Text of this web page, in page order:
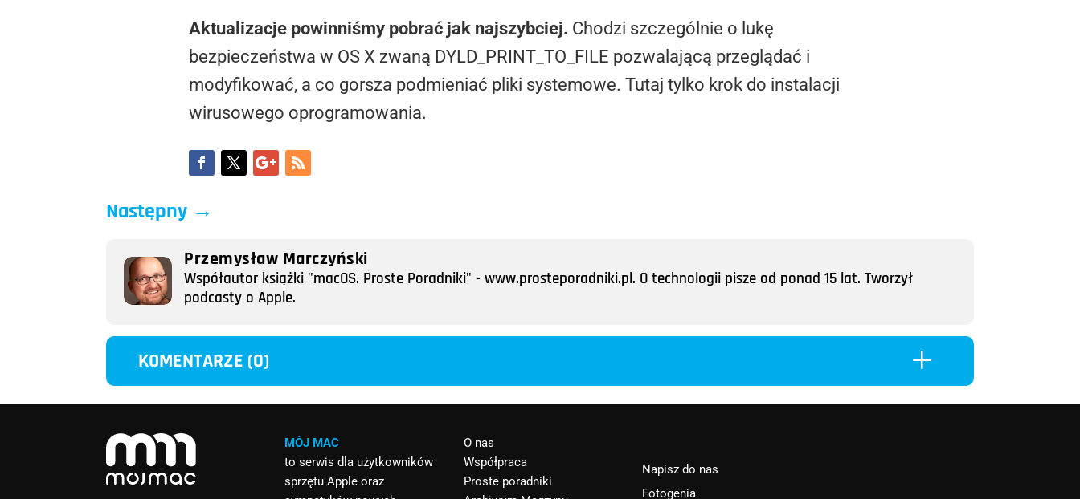
Aktualizacje powinniśmy pobrać jak najszybciej. Chodzi szczególnie o lukę
bezpieczeństwa w OS X zwaną DYLD_PRINT_TO_FILE pozwalającą przeglądać i
modyfikować, a co gorsza podmieniać pliki systemowe. Tutaj tylko krok do instalacji
wirusowego oprogramowania.
Następny →
Przemysław Marczyński
Współautor książki "macOS. Proste Poradniki" - www.prosteporadniki.pl. O technologii pisze od ponad 15 lat. Tworzył
podcasty o Apple.
KOMENTARZE (0) L
MÓJ MAC
to serwis dla użytkowników
sprzętu Apple oraz
O nas
Współpraca
Proste poradniki
Napisz do nas
Fotogenia